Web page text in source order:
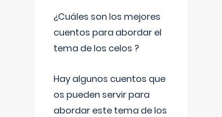
¿Cuáles son los mejores
cuentos para abordar el
tema de los celos ?
Hay algunos cuentos que
os pueden servir para
abordar este tema de los